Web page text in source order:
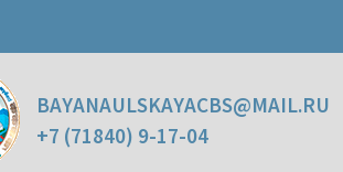
BAYANAULSKAYACBS@MAIL.RU
+7 (71840) 9-17-04